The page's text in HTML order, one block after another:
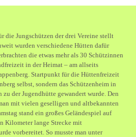
die Jungschützen der drei Vereine stellt
wurden verschiedene Hütten dafür
die etwas mehr als 30 Schützinnen
in der Heimat – am allseits
Startpunkt für die Hüttenfreizeit
selbst, sondern das Schützenheim in
der Jugendhütte gewandert wurde. Den
mit vielen geselligen und altbekannten
stand ein großes Geländespiel auf
Kilometer lange Strecke mit
vorbereitet. So musste man unter